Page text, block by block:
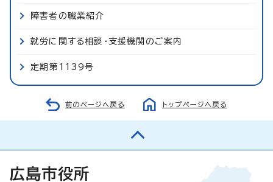
障害者の職業紹介
就労に関する相談・支援機関のご案内
定期第1139号
前のページへ戻る トップページへ戻る
広島市役所